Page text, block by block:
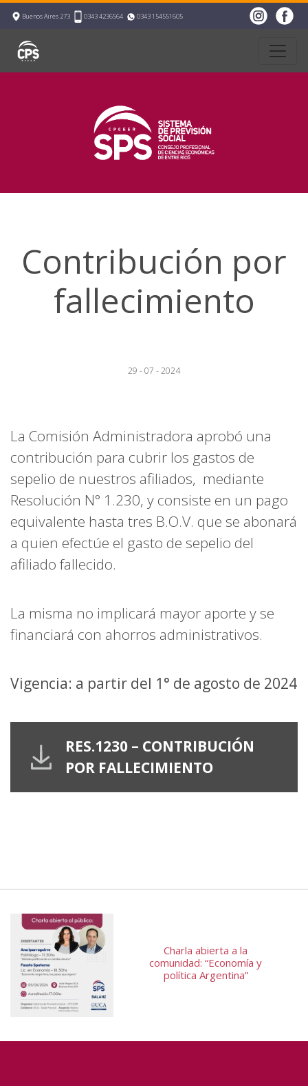
Buenos Aires 273 0343 4236564 0343 154551605
Contribución por
fallecimiento
29 - 07 - 2024
La Comisión Administradora aprobó una
contribución para cubrir los gastos de
sepelio de nuestros afiliados, mediante
Resolución N° 1.230, y consiste en un pago
equivalente hasta tres B.O.V. que se abonará
a quien efectúe el gasto de sepelio del
afiliado fallecido.
La misma no implicará mayor aporte y se
financiará con ahorros administrativos.
Vigencia: a partir del 1° de agosto de 2024
RES.1230 – CONTRIBUCIÓN
POR FALLECIMIENTO
Charla abierta a la
comunidad: “Economía y
política Argentina”